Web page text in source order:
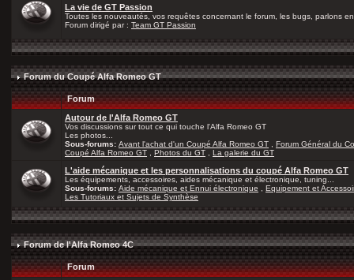
La vie de GT Passion
Toutes les nouveautés, vos requêtes concernant le forum, les bugs, parlons
Forum dirigé par : Team GT Passion
Forum du Coupé Alfa Romeo GT
Forum
Autour de l'Alfa Romeo GT
Vos discussions sur tout ce qui touche l'Alfa Romeo GT
Les photos...
Sous-forums: Avant l'achat d'un Coupé Alfa Romeo GT
Forum Général du
Coupé Alfa Romeo GT
Photos du GT La galerie du GT
L'aide mécanique et les personnalisations du coupé Alfa Romeo GT
Les équipements, accessoires, aides mécanique et électronique, tuning...
Sous-forums: Aide mécanique et Ennui électronique
Equipement et
Les Tutoriaux et Sujets de Synthèse
Forum de l'Alfa Romeo 4C
Forum